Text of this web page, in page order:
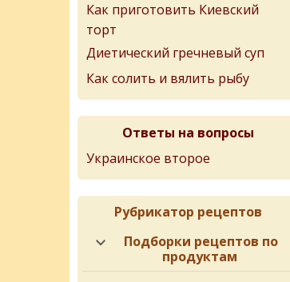
Как приготовить Киевский
торт
Диетический гречневый суп
Как солить и вялить рыбу
Ответы на вопросы
Украинское второе
Рубрикатор рецептов
Подборки рецептов по
продуктам